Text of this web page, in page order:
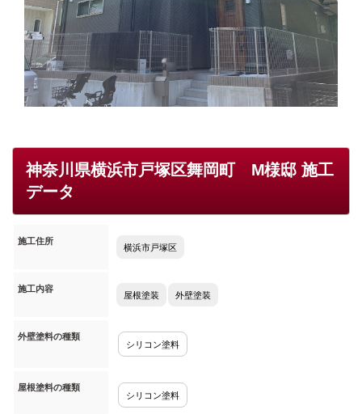
神奈川県横浜市戸塚区舞岡町 M様邸 施工
データ
施工住所 横浜市戸塚区
施工内容 屋根塗装 外壁塗装
外壁塗料の種類
シリコン塗料
屋根塗料の種類
シリコン塗料